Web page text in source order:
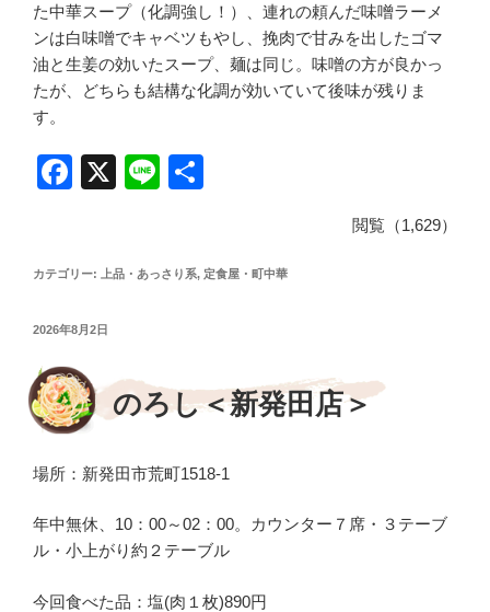
た中華スープ（化調強し！）、連れの頼んだ味噌ラーメ
ンは白味噌でキャベツもやし、挽肉で甘みを出したゴマ
油と生姜の効いたスープ、麺は同じ。味噌の方が良かっ
たが、どちらも結構な化調が効いていて後味が残りま
す。
F
e
o
o
k
X
Li
閲覧（1,629）
カテゴリー: 上品・あっさり系, 定食屋・町中華
投
日:
2026年8月2日
のろし＜新発田店＞
場所：新発田市荒町1518-1
年中無休、10：00～02：00。カウンター７席・３テーブ
ル・小上がり約２テーブル
今回食べた品：塩(肉１枚)890円